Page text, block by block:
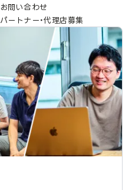
お問い合わせ
パートナー・代理店募集